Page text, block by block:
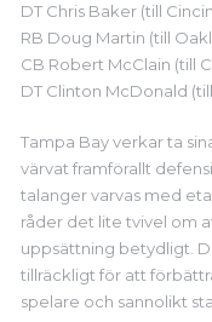
DT Chris Baker (till
RB Doug Martin (till
CB Robert McClain (till
DT Clinton McDonald
Tampa Bay verkar ta
värvat framförallt
talanger varvas med
råder det lite tvivel om
uppsättning betydligt.
tillräckligt för att
spelare och sannolikt